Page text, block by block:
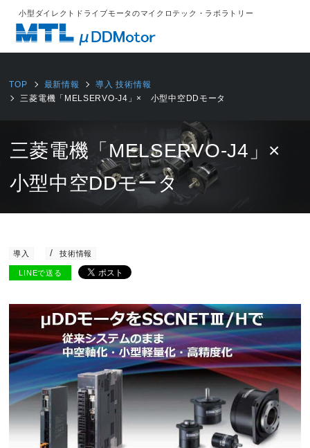
小型ダイレクトドライブモータのマイクロテック・ラボラトリー
TOP 最新情報 導入 技術情報
三菱電機「MELSERVO-J4」× 小型中空DDモータ
三菱電機「MELSERVO-J4」×
小型中空DDモータ
導入 技術情報
LINEで送る